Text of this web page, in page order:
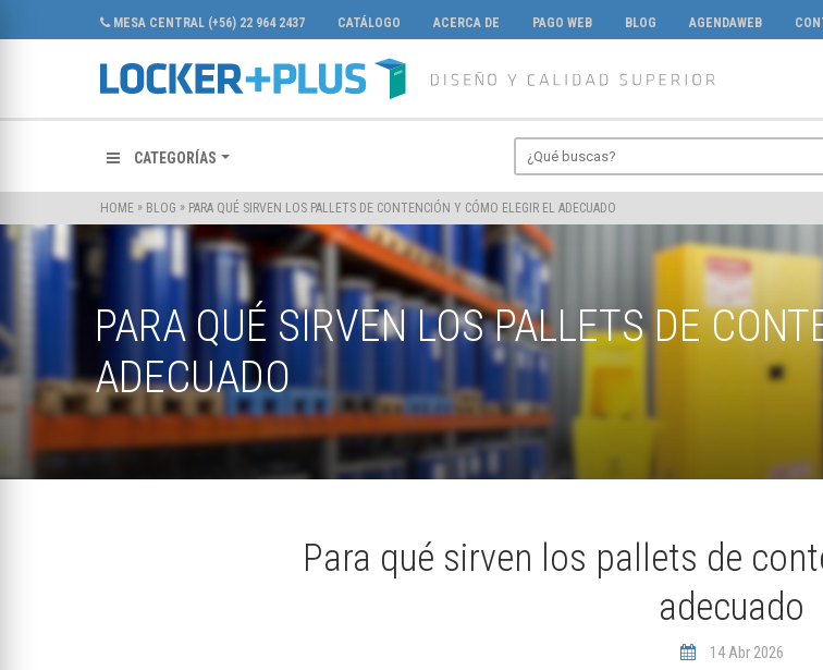
MESA CENTRAL (+56) 22 964 2437 CATÁLOGO ACERCA DE PAGO WEB BLOG AGENDAWEB
CATEGORÍAS
HOME » BLOG » PARA QUÉ SIRVEN LOS PALLETS DE CONTENCIÓN Y CÓMO ELEGIR EL ADECUADO
PARA QUÉ SIRVEN LOS PALLETS DE
ADECUADO
Para qué sirven los pallets de
adecuado
14 Abr 2026